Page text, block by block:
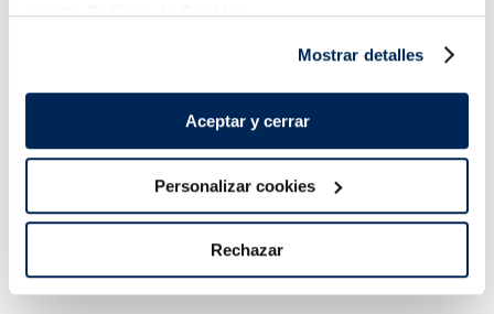
nuestraPolítica de Cookies.
Mostrar detalles
Aceptar y cerrar
Personalizar cookies
Rechazar
15,99 € Pack 4 un
Añadir
Filetes de lubina
5,99 € Pack 180 g